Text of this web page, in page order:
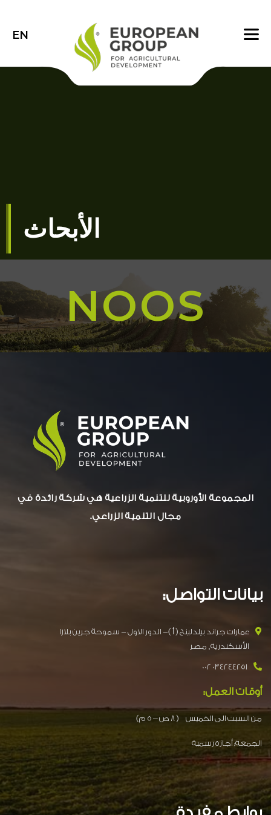
EN
الأبحاث
S
O
O
N
المجموعة الأوروبية للتنمية الزراعية هي شركة رائدة في
مجال التنمية الزراعي.
بيانات التواصل:
عمارات جراند بيلدلينج ( أ )- الدور الاول - سموحة جرين بلازا
الأسكندرية, مصر
034244251 002
أوقات العمل:
من السبت الى الخميس ( 8 ص – 5 م)
الجمعة: أجازة رسمية